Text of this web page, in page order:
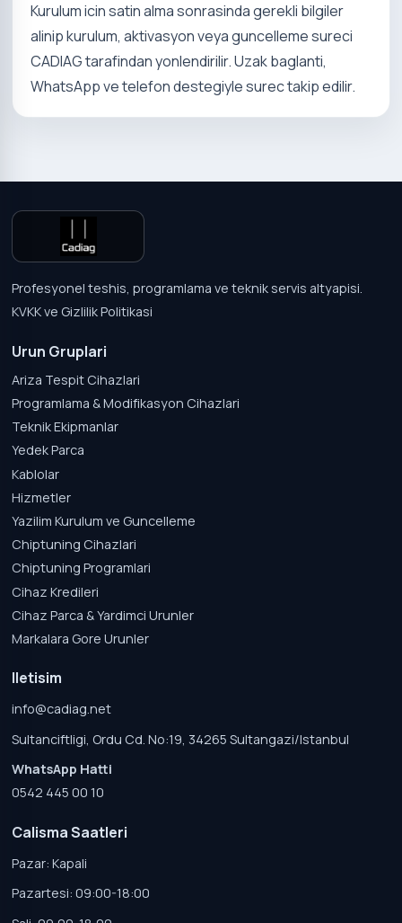
Kurulum icin satin alma sonrasinda gerekli bilgiler
alinip kurulum, aktivasyon veya guncelleme sureci
CADIAG tarafindan yonlendirilir. Uzak baglanti,
WhatsApp ve telefon destegiyle surec takip edilir.
Profesyonel teshis, programlama ve teknik servis altyapisi.
KVKK ve Gizlilik Politikasi
Urun Gruplari
Ariza Tespit Cihazlari
Programlama & Modifikasyon Cihazlari
Teknik Ekipmanlar
Yedek Parca
Kablolar
Hizmetler
Yazilim Kurulum ve Guncelleme
Chiptuning Cihazlari
Chiptuning Programlari
Cihaz Kredileri
Cihaz Parca & Yardimci Urunler
Markalara Gore Urunler
Iletisim
info@cadiag.net
Sultanciftligi, Ordu Cd. No:19, 34265 Sultangazi/Istanbul
WhatsApp Hatti
0542 445 00 10
Calisma Saatleri
Pazar: Kapali
Pazartesi: 09:00-18:00